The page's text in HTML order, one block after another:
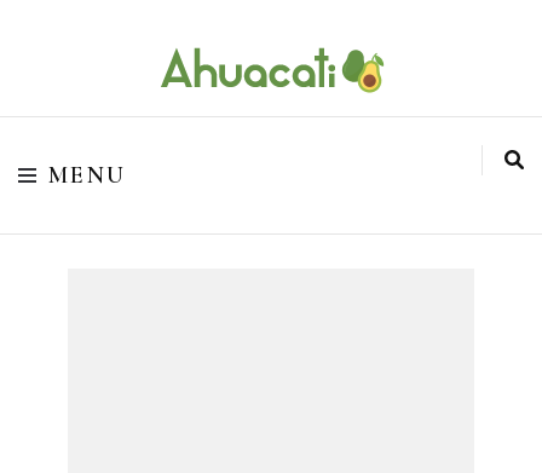
Ahuacati
O melhor da Internet em um só lugar
MENU